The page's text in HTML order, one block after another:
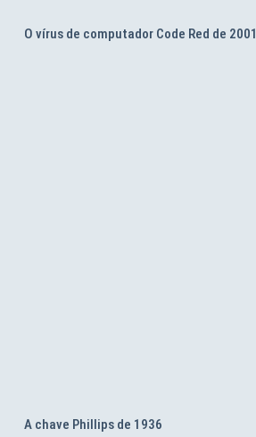
O vírus de computador Code Red de 2001
A chave Phillips de 1936